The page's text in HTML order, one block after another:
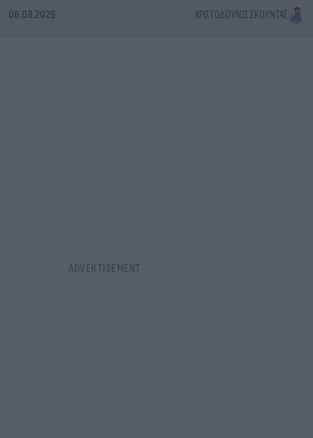
06.08.2026 ΧΡΙΣΤΌΔΟΥΛΟΣ ΣΚΟΎΝΤΑΣ